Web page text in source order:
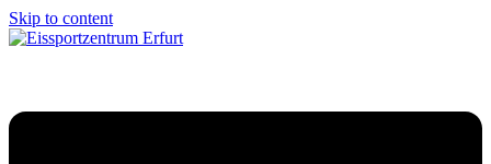
Skip to content